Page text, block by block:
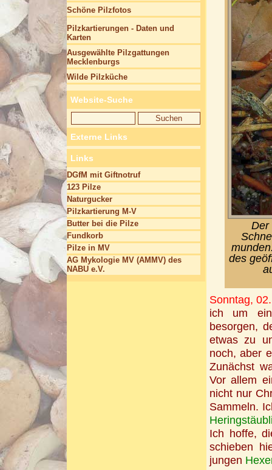
Der
des
Sonntag,
ich um
besorgen,
etwas zu
noch, aber
Zunächst
Vor allem
nicht nur
Sammeln.
Ich hoffe,
schieben
jungen
Schöne Pilzfotos
Pilzkartierungen - Daten und
Karten
Ausgewählte Pilzgattungen
Mecklenburgs
Wilde Pilzküche
Website-Suche
Externe Links
Links
DGfM mit Giftnotruf
123 Pilze
Naturgucker
Pilzkartierung M-V
Butter bei die Pilze
Fundkorb
Pilze in MV
AG Mykologie MV (AMMV) des
NABU e.V.